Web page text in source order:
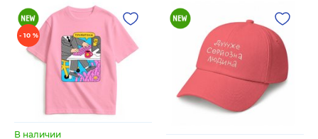
- 10 %
В наличии